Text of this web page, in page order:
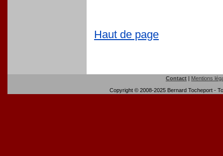
Haut de page
Contact
Mentions
Copyright © 2008-2025 Bernard Tocheport -